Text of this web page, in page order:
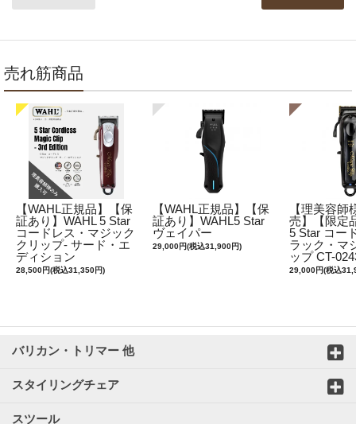
売れ筋商品
【WAHL正規品】【保
証あり】WAHL 5 Star
コードレス・マジック
クリップ- サード・エ
ディション
28,500円(税込31,350円)
【WAHL正規品】【保
証あり】WAHL5 Star
ヴェイパー
29,000円(税込31,900円)
【理美容師
売】【限定
5 Star コー
ラック・マ
ップ CT-
29,000円(税込
バリカン・トリマー 他
スタイリングチェア
スツール